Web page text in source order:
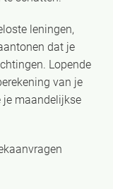
leningen,
dat je
Lopende
van je
je maandelijkse